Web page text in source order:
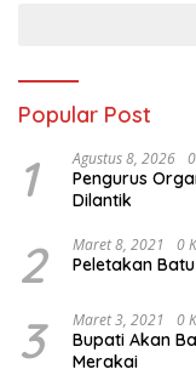
Popular Post
1 Agustus 8, 2026
Pengurus
Dilantik
2 Maret 8, 2021 0
Peletakan
3 Maret 3, 2021 0
Bupati Akan
Merakai